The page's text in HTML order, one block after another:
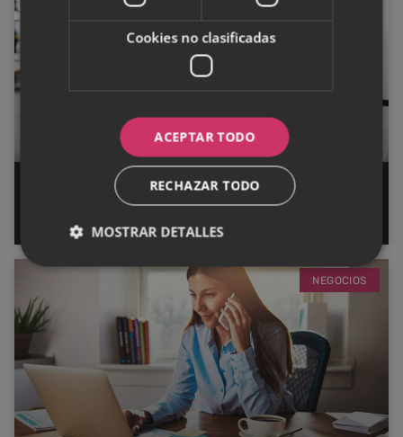
5 Ideas de trabajo que puedes
NEGOCIOS
Cookies no clasificadas
ACEPTAR TODO
RECHAZAR TODO
MOSTRAR DETALLES